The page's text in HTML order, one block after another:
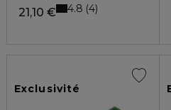
21,10 € 4.8 4
Exclusivité